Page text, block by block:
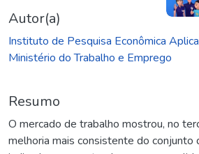
Autor(a)
Instituto de Pesquisa Econômica
Ministério do Trabalho e Emprego
Resumo
O mercado de trabalho mostrou, no
melhoria mais consistente do conjunto